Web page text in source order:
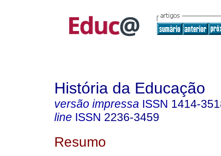
História da Educação
versão impressa ISSN 1414-
line ISSN 2236-3459
Resumo